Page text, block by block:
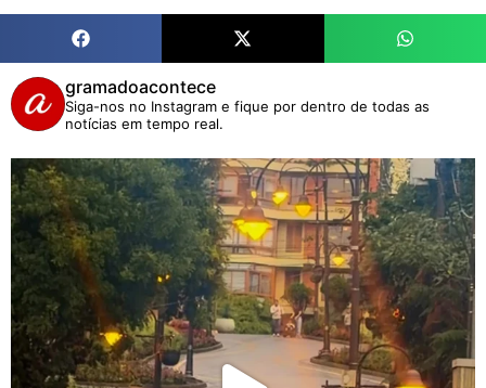
gramadoacontece
Siga-nos no Instagram e fique por dentro de todas as
notícias em tempo real.